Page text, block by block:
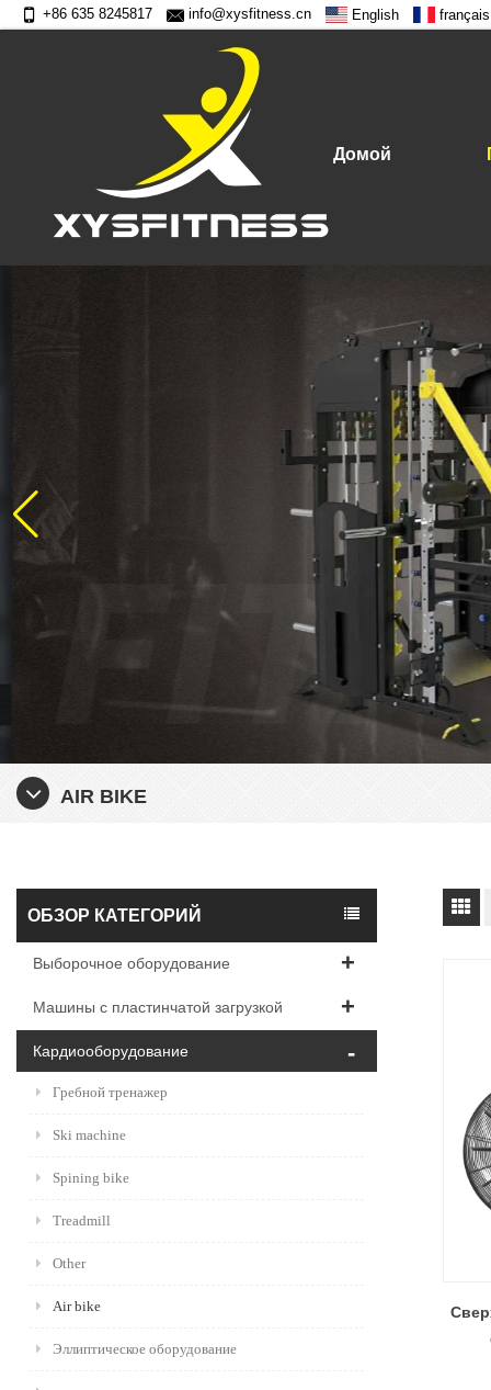
+86 635 8245817 info@xysfitness.cn English français
Домой
AIR BIKE
ОБЗОР КАТЕГОРИЙ
Выборочное оборудование
Машины с пластинчатой ​​загрузкой
Кардиооборудование
Гребной тренажер
Ski machine
Spining bike
Treadmill
Other
Air bike
Эллиптическое оборудование